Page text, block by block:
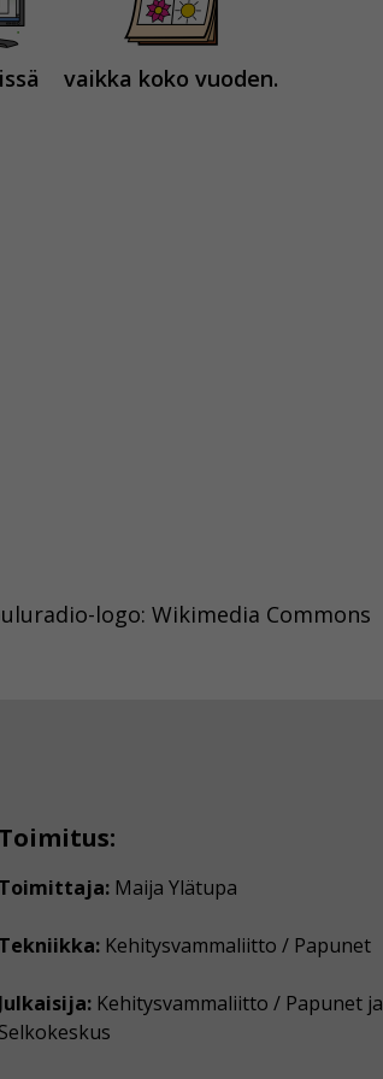
vaikka koko vuoden.
logo: Wikimedia Commons
Toimitus:
Toimittaja: Maija Ylätupa
Tekniikka: Kehitysvammaliitto / Papunet
Julkaisija: Kehitysvammaliitto / Papunet ja
Selkokeskus